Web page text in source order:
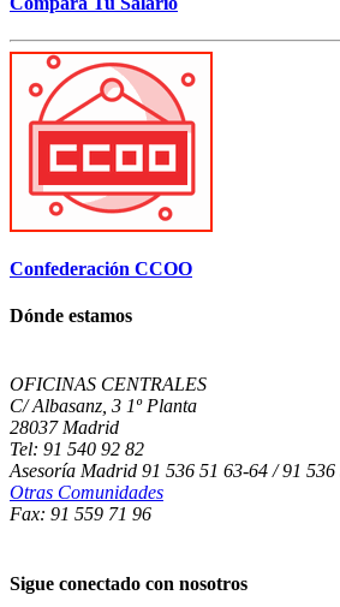
Confederación CCOO
Dónde estamos
OFICINAS CENTRALES
C/ Albasanz, 3 1º Planta
28037 Madrid
Tel: 91 540 92 82
Asesoría Madrid 91 536 51 63-64 / 91 536
Otras Comunidades
Fax: 91 559 71 96
Sigue conectado con nosotros